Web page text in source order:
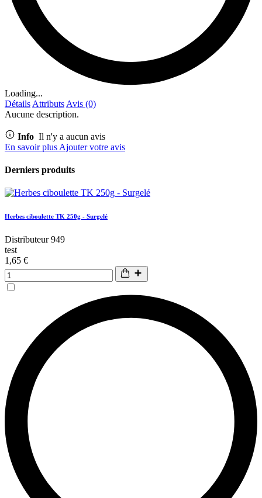
Loading...
Détails Attributs Avis (0)
Aucune description.
Info Il n'y a aucun avis
En savoir plus Ajouter votre avis
Derniers produits
Herbes ciboulette TK 250g - Surgelé
Distributeur 949
test
1,65 €